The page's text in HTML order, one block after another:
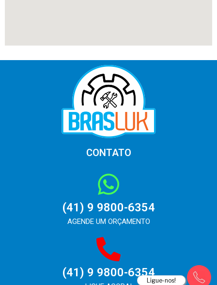
Ligue-nos!
CONTATO
(41) 9 9800-6354
AGENDE UM ORÇAMENTO
(41) 9 9800-6354